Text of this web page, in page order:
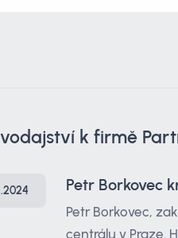
k firmě
Petr Borkovec
Petr Borkovec,
centrálu v Praze.